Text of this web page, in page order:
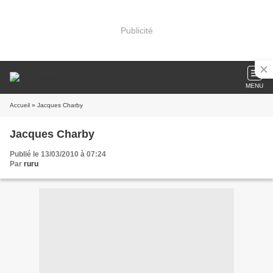
Publicité
MENU
Accueil » Jacques Charby
Jacques Charby
Publié le 13/03/2010 à 07:24
Par ruru